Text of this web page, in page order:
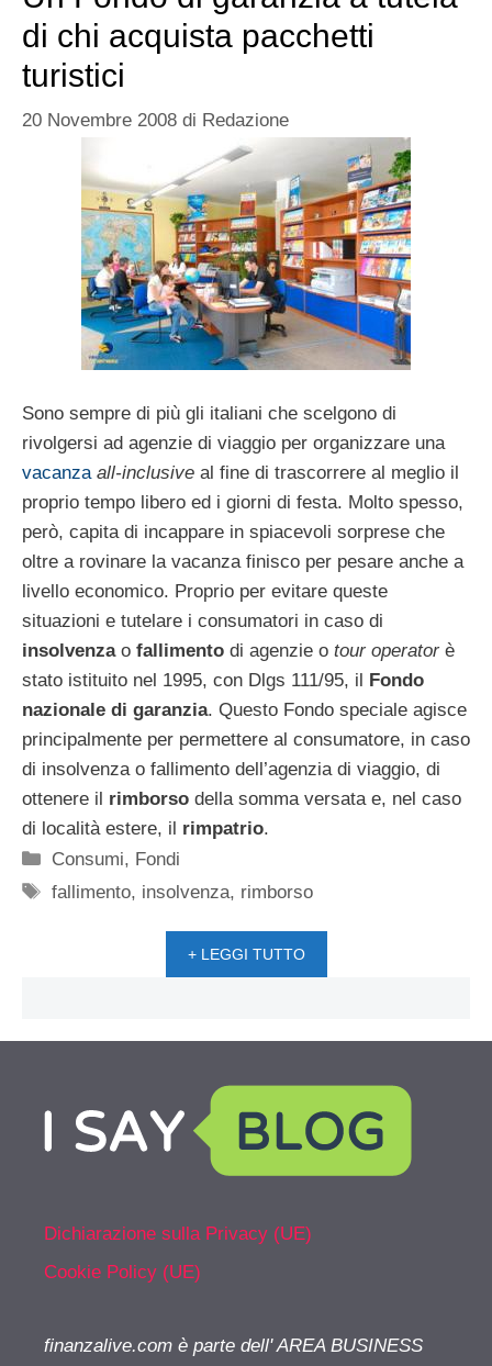
di chi acquista pacchetti
turistici
20 Novembre 2008 di Redazione
Sono sempre di più gli italiani che scelgono di
rivolgersi ad agenzie di viaggio per organizzare una
vacanza all-inclusive al fine di trascorrere al meglio il
proprio tempo libero ed i giorni di festa. Molto spesso,
però, capita di incappare in spiacevoli sorprese che
oltre a rovinare la vacanza finisco per pesare anche a
livello economico. Proprio per evitare queste
situazioni e tutelare i consumatori in caso di
insolvenzao fallimento di agenzie o tour operatorè
stato istituito nel 1995, con Dlgs 111/95, il Fondo
nazionale di garanzia. Questo Fondo speciale agisce
principalmente per permettere al consumatore, in caso
di insolvenza o fallimento dell’agenzia di viaggio, di
ottenere il rimborso della somma versata e, nel caso
di località estere, il rimpatrio.
Categorie
Consumi, Fondi
Tag
fallimento, insolvenza, rimborso
+ LEGGI TUTTO
Dichiarazione sulla Privacy (UE)
Cookie Policy (UE)
finanzalive.com è parte dell' AREA BUSINESS